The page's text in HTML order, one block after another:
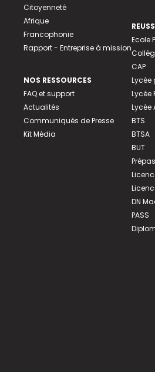
Citoyenneté
Afrique
Francophonie
Rapport - Entreprise à mission
NOS RESSOURCES
FAQ et support
Actualités
Communiqués de Presse
Kit Média
Ecole
CAP
Lycée
Lycée
Lycée
BTS
BTSA
BUT
Prépas
DN
PASS